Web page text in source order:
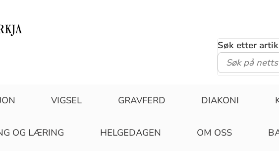
Søk etter
VIGSEL GRAVFERD DIAKONI
OG LÆRING HELGEDAGEN OM OSS